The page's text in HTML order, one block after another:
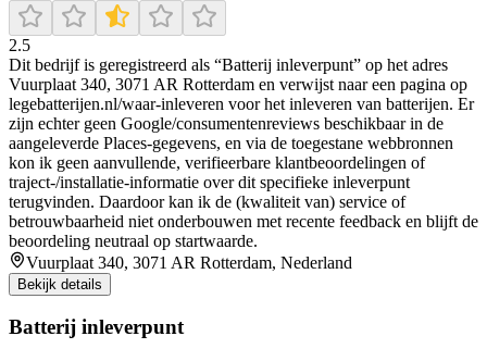
2.5
Dit bedrijf is geregistreerd als “Batterij inleverpunt” op het adres
Vuurplaat 340, 3071 AR Rotterdam en verwijst naar een pagina op
legebatterijen.nl/waar-inleveren voor het inleveren van batterijen. Er
zijn echter geen Google/consumentenreviews beschikbaar in de
aangeleverde Places-gegevens, en via de toegestane webbronnen
kon ik geen aanvullende, verifieerbare klantbeoordelingen of
traject-/installatie-informatie over dit specifieke inleverpunt
terugvinden. Daardoor kan ik de (kwaliteit van) service of
betrouwbaarheid niet onderbouwen met recente feedback en blijft de
beoordeling neutraal op startwaarde.
Vuurplaat 340, 3071 AR Rotterdam, Nederland
Bekijk details
Batterij inleverpunt